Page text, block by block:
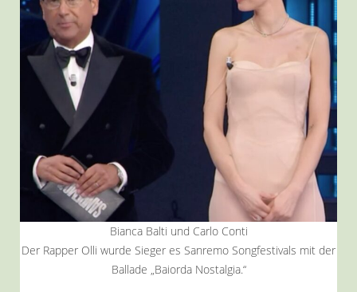
Bianca Balti und Carlo Conti
Der Rapper Olli wurde Sieger es Sanremo Songfestivals mit der
Ballade „Baiorda Nostalgia.“